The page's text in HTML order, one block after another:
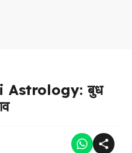
Astrology: बुध